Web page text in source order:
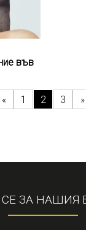
във
« 1 2 3 »
ЗА НАШИЯ